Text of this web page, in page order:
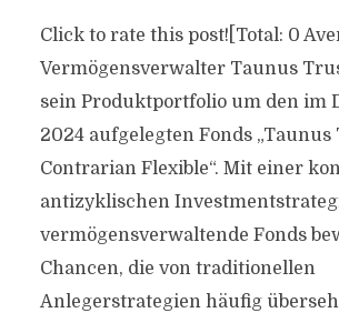
Click to rate this post![Total: 0
Vermögensverwalter Taunus
sein Produktportfolio um den im
2024 aufgelegten Fonds „Taunus
Contrarian Flexible“. Mit einer
antizyklischen
vermögensverwaltende Fonds
Chancen, die von traditionellen
Anlegerstrategien häufig